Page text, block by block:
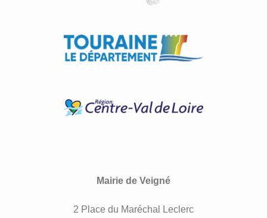
Mairie de Veigné
2 Place du Maréchal Leclerc